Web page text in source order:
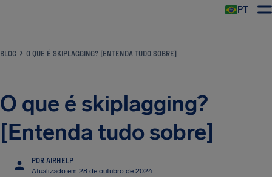
PT
BLOG O QUE É SKIPLAGGING? [ENTENDA TUDO SOBRE]
O que é skiplagging?
[Entenda tudo sobre]
POR AIRHELP
Atualizado em 28 de outubro de 2024